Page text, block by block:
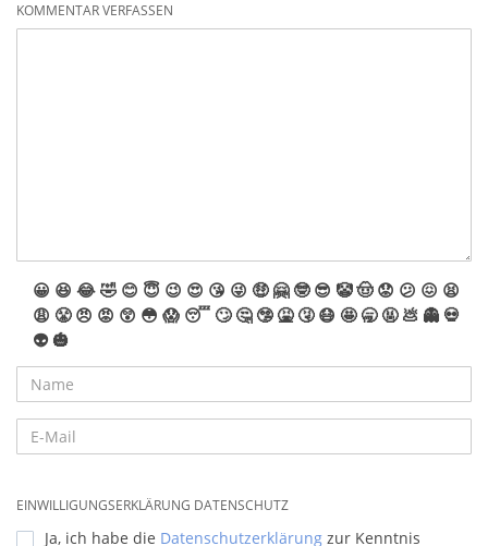
KOMMENTAR VERFASSEN
😀 😆 😂🤣 😊 😇 😉 😍 😘 😜 🤑 🤗 🤓 😎 🤡🤠 😟 😕 😖 😫
😩 😤 😠 😡 😲 😳 😱 😴 🙄 🤔 🤥 🤮 🤧 😷 🤩 🥱 🤬 💩 👻 💀
👽 🎃
EINWILLIGUNGSERKLÄRUNG DATENSCHUTZ
Ja, ich habe die Datenschutzerklärung zur Kenntnis